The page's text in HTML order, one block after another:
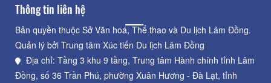
Thông tin liên hệ
Bản quyền thuộc Sở Văn hoá, Thể thao và Du lịch Lâm Đồng.
Quản lý bởi Trung tâm Xúc tiến Du lịch Lâm Đồng
Địa chỉ: Tầng 3 khu 9 tầng, Trung tâm Hành chính tỉnh Lâm
Đồng, số 36 Trần Phú, phường Xuân Hương - Đà Lạt, tỉnh